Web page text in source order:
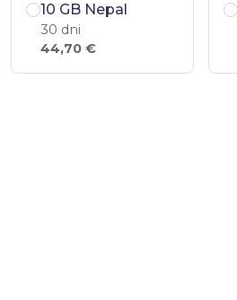
10 GB Nepal
30 dni
44,70 €